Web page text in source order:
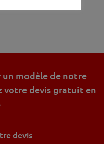
un modèle de notre
votre devis gratuit en
devis
gérer vos
Accepter